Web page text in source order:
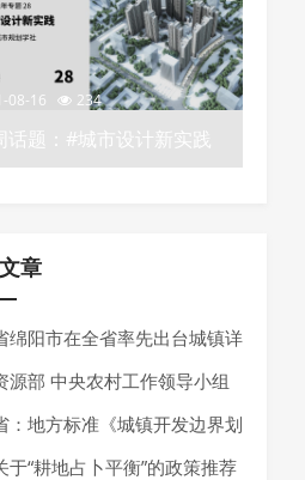
08-16 234
话题：#城市设计新实践
市规划学社知识星球
章
绵阳市在全省率先出台城镇详
编制指南
源部 中央农村工作领导小组
关于学习运用“千万工程”经验
庄规划编制质量和实效的通知
：地方标准《城镇开发边界划
规程》公开征求意见
于“耕地占卜平衡”的政策推荐